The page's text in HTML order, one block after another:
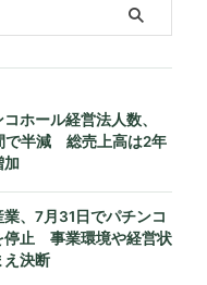
ホール経営法人数、
で半減 総売上高は2年
加
業、7月31日でパチンコ
停止 事業環境や経営状
え決断